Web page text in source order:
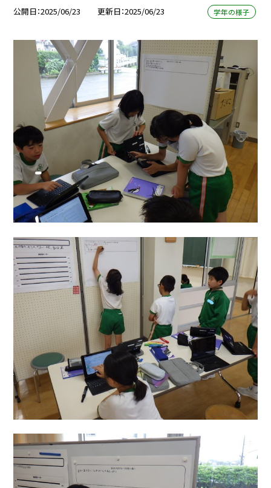
公開日 2025/06/23 更新日 2025/06/23 学年の様子